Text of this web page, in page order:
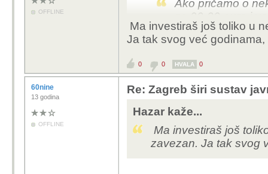
OFFLINE
Ako pričamo o
za 20-30 eura i
gradu - pogotovo
Ma investiraš još toliko u
Ja tak svog već godinama,
0 0 HVALA 0
60nine
13 godina
OFFLINE
Re: Zagreb širi sustav
Hazar kaže...
Ma investiraš još
zavezan. Ja tak svog